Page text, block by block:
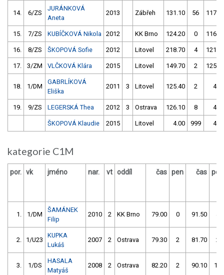
14. 6/ZS
JURÁNKOVÁ
Aneta
2013 Zábřeh 131.10 56
15. 7/ZS KUBÍČKOVÁ Nikola 2012 KK Brno 124.20 0
16. 8/ZS ŠKOPOVÁ Sofie 2012 Litovel 218.70 4
17. 3/ZM VLČKOVÁ Klára 2015 Litovel 149.70 2
18. 1/DM
GABRLÍKOVÁ
Eliška
2011 3 Litovel 125.40 2
19. 9/ZS LEGERSKÁ Thea 2012 3 Ostrava 126.10 8
ŠKOPOVÁ Klaudie 2015 Litovel 4.00 999
kategorie C1M
por. vk jméno nar. vt oddíl čas pen čas pen
1. 1/DM
ŠAMÁNEK
Filip
2010 2 KK Brno 79.00 0 91.50 4
2. 1/U23
KUPKA
Lukáš
2007 2 Ostrava 79.30 2 81.70 2
3. 1/DS
HASALA
Matyáš
2008 2 Ostrava 82.20 2 90.10 14